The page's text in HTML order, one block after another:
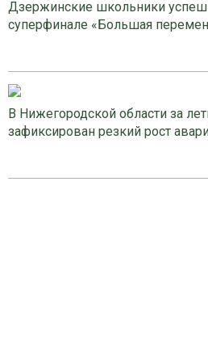
Дзержинские школьники
суперфинале «Большая
В Нижегородской области за
зафиксирован резкий рост